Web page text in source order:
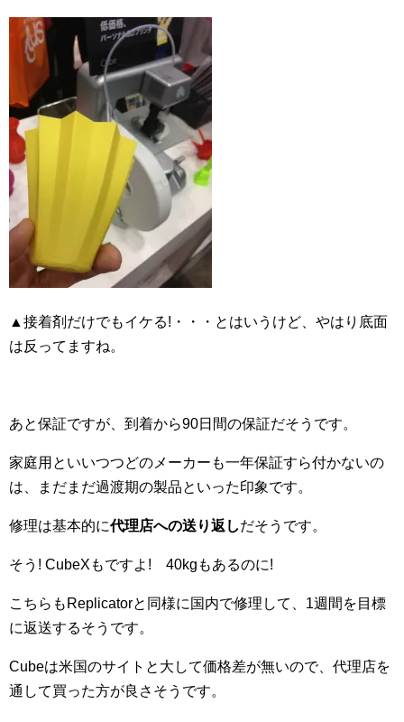
▲接着剤だけでもイケる!・・・とはいうけど、やはり底面
は反ってますね。
あと保証ですが、到着から90日間の保証だそうです。
家庭用といいつつどのメーカーも一年保証すら付かないの
は、まだまだ過渡期の製品といった印象です。
修理は基本的に代理店への送り返しだそうです。
そう! CubeXもですよ! 40kgもあるのに!
こちらもReplicatorと同様に国内で修理して、1週間を目標
に返送するそうです。
Cubeは米国のサイトと大して価格差が無いので、代理店を
通して買った方が良さそうです。